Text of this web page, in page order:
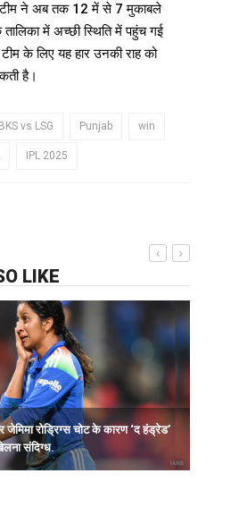
टीम ने अब तक 12 में से 7 मुकाबले
में अच्छी स्थिति में पहुंच गई
के लिए यह हार उनकी राह को
है।
vs LSG Punjab win
IPL 2025
LIKE
जेमिमा रोड्रिग्स चोट के कारण ‘द हंड्रेड’
संदिग्ध.